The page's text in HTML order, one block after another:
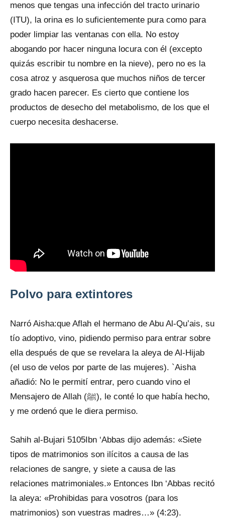
menos que tengas una infección del tracto urinario
(ITU), la orina es lo suficientemente pura como para
poder limpiar las ventanas con ella. No estoy
abogando por hacer ninguna locura con él (excepto
quizás escribir tu nombre en la nieve), pero no es la
cosa atroz y asquerosa que muchos niños de tercer
grado hacen parecer. Es cierto que contiene los
productos de desecho del metabolismo, de los que el
cuerpo necesita deshacerse.
Polvo para extintores
Narró Aisha:que Aflah el hermano de Abu Al-Qu’ais, su
tío adoptivo, vino, pidiendo permiso para entrar sobre
ella después de que se revelara la aleya de Al-Hijab
(el uso de velos por parte de las mujeres). `Aisha
añadió: No le permití entrar, pero cuando vino el
Mensajero de Allah (ﷺ), le conté lo que había hecho,
y me ordenó que le diera permiso.
Sahih al-Bujari 5105Ibn ‘Abbas dijo además: «Siete
tipos de matrimonios son ilícitos a causa de las
relaciones de sangre, y siete a causa de las
relaciones matrimoniales.» Entonces Ibn ‘Abbas recitó
la aleya: «Prohibidas para vosotros (para los
matrimonios) son vuestras madres…» (4:23).